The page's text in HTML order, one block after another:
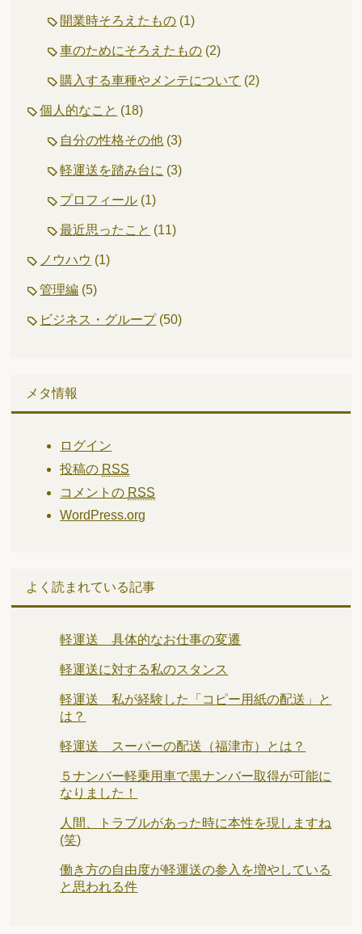
開業時そろえたもの (1)
車のためにそろえたもの (2)
購入する車種やメンテについて (2)
個人的なこと (18)
自分の性格その他 (3)
軽運送を踏み台に (3)
プロフィール (1)
最近思ったこと (11)
ノウハウ (1)
管理編 (5)
ビジネス・グループ(50)
メタ情報
ログイン
投稿の RSS
コメントの RSS
WordPress.org
よく読まれている記事
軽運送 具体的なお仕事の変遷
軽運送に対する私のスタンス
軽運送 私が経験した「コピー用紙の配送」と
は？
軽運送 スーパーの配送（福津市）とは？
５ナンバー軽乗用車で黒ナンバー取得が可能に
なりました！
人間、トラブルがあった時に本性を現しますね
(笑)
働き方の自由度が軽運送の参入を増やしている
と思われる件